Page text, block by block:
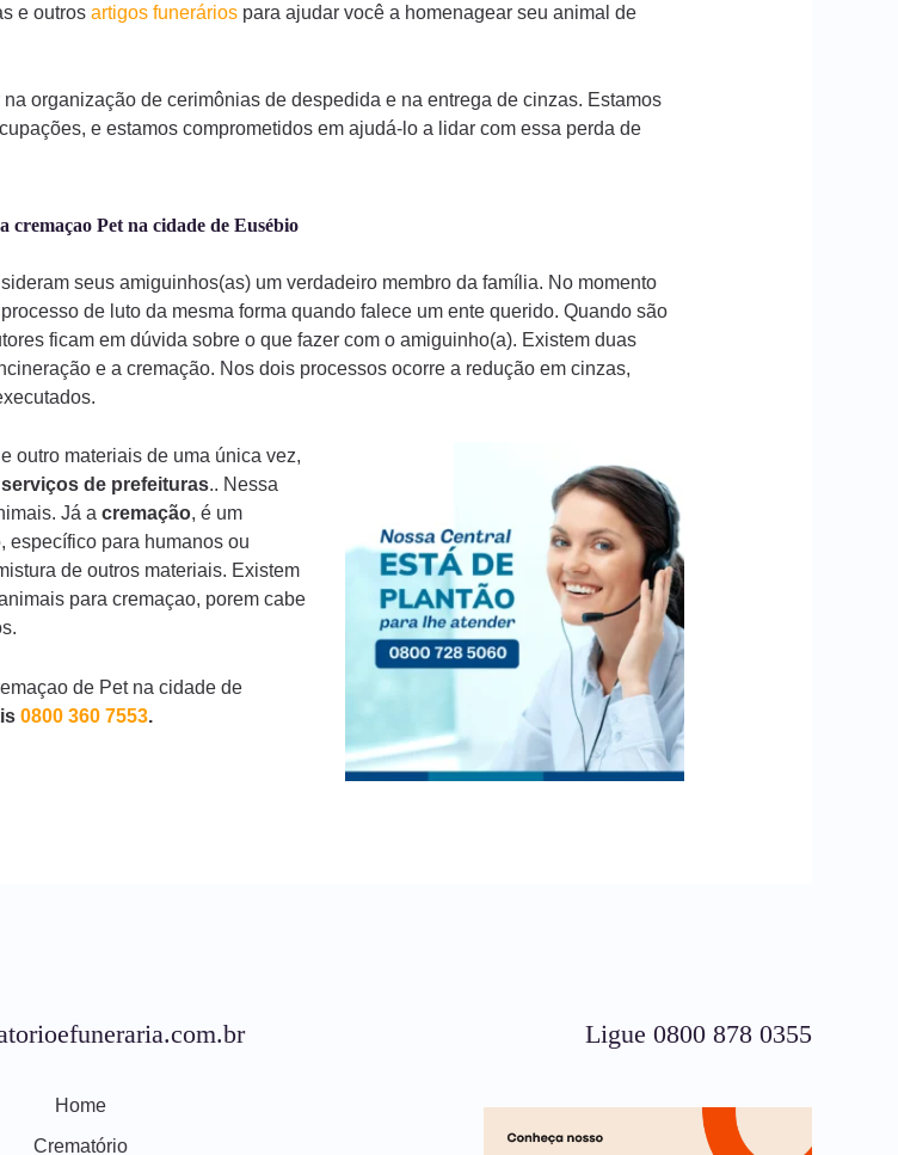
e outros artigos funeráriospara ajudar você a homenagear seu animal de
organização de cerimônias de despedida e na entrega de cinzas. Estamos
e estamos comprometidos em ajudá-lo a lidar com essa perda de
cremaçao Pet na cidade de Eusébio
seus amiguinhos(as) um verdadeiro membro da família. No momento
de luto da mesma forma quando falece um ente querido. Quando são
ficam em dúvida sobre o que fazer com o amiguinho(a). Existem duas
e a cremação. Nos dois processos ocorre a redução em cinzas,
outro materiais de uma única vez,
de prefeituras.. Nessa
Já a cremação, é um
específico para humanos ou
de outros materiais. Existem
para cremaçao, porem cabe
de Pet na cidade de
0800 360 7553.
Home
Crematório
Ligue 0800 878 0355